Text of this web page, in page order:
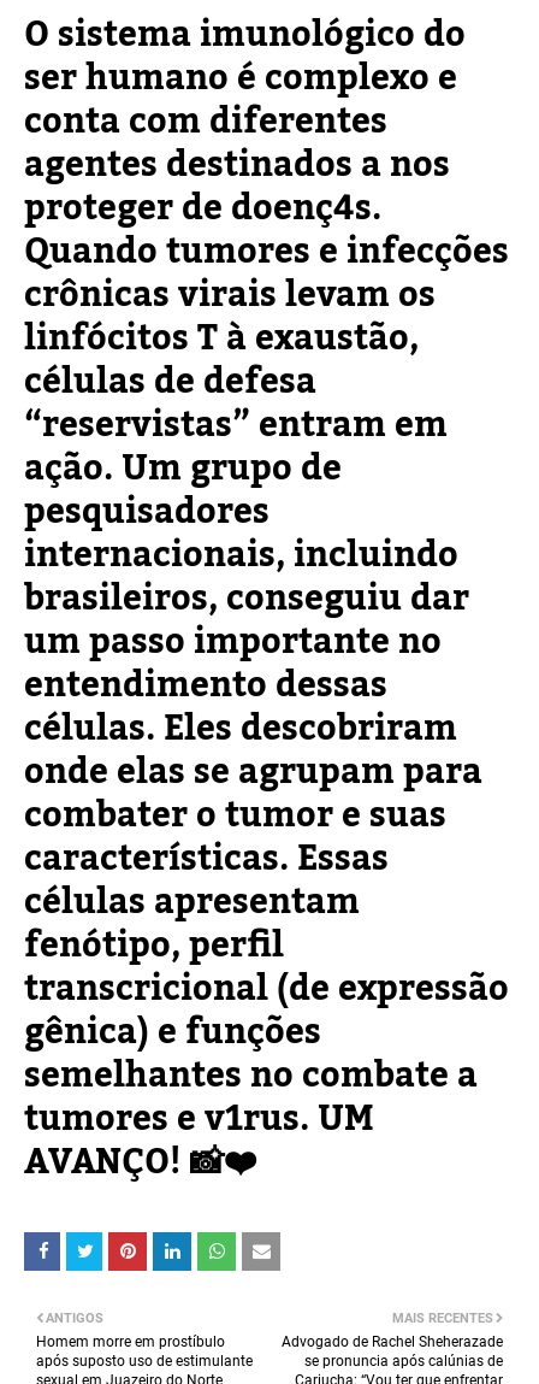
O sistema imunológico do
ser humano é complexo e
conta com diferentes
agentes destinados a nos
proteger de doenç4s.
Quando tumores e infecções
crônicas virais levam os
linfócitos T à exaustão,
células de defesa
“reservistas” entram em
ação. Um grupo de
pesquisadores
internacionais, incluindo
brasileiros, conseguiu dar
um passo importante no
entendimento dessas
células. Eles descobriram
onde elas se agrupam para
combater o tumor e suas
características. Essas
células apresentam
fenótipo, perfil
transcricional (de expressão
gênica) e funções
semelhantes no combate a
tumores e v1rus. UM
AVANÇO! 📸❤️
MAIS RECENTES
Advogado de Rachel Sheherazade
se pronuncia após calúnias de
Cariucha: “Vou ter que enfrentar
ANTIGOS
Homem morre em prostíbulo
após suposto uso de estimulante
sexual em Juazeiro do Norte